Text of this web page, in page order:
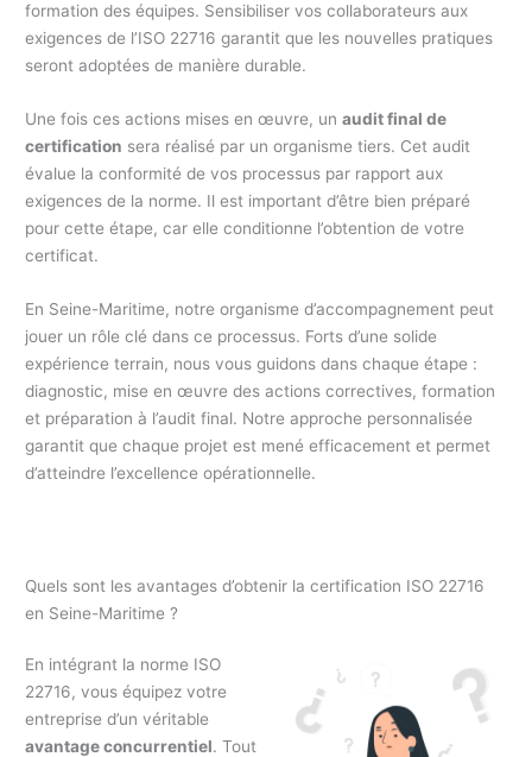
formation des équipes. Sensibiliser vos collaborateurs aux
exigences de l’ISO 22716 garantit que les nouvelles pratiques
seront adoptées de manière durable.
Une fois ces actions mises en œuvre, unaudit final de
certification sera réalisé par un organisme tiers. Cet audit
évalue la conformité de vos processus par rapport aux
exigences de la norme. Il est important d’être bien préparé
pour cette étape, car elle conditionne l’obtention de votre
certificat.
En Seine-Maritime, notre organisme d’accompagnement peut
jouer un rôle clé dans ce processus. Forts d’une solide
expérience terrain, nous vous guidons dans chaque étape :
diagnostic, mise en œuvre des actions correctives, formation
et préparation à l’audit final. Notre approche personnalisée
garantit que chaque projet est mené efficacement et permet
d’atteindre l’excellence opérationnelle.
Quels sont les avantages d’obtenir la certification ISO 22716
en Seine-Maritime ?
En intégrant la norme ISO
22716, vous équipez votre
entreprise d’un véritable
avantage concurrentiel. Tout